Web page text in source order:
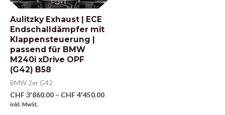
Aulitzky Exhaust | ECE
Endschalldämpfer mit
Klappensteuerung |
passend für BMW
M240i xDrive OPF
(G42) B58
BMW 2er G42
CHF3'860.00 – CHF4'450.00
inkl. MwSt.